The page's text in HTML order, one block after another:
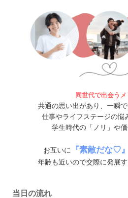
同世代で出会うメ
共通の思い出があり、一瞬
仕事やライフステージの悩
学生時代の「ノリ」や価
お互いに 『素敵だな♡』
年齢も近いので交際に発展
当日の流れ